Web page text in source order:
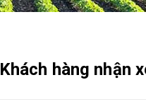
Khách hàng nhận